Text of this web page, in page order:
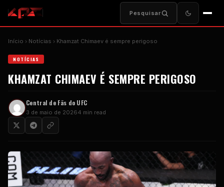
Pesquisar
Início Notícias Khamzat Chimaev é sempre perigoso
NOTÍCIAS
KHAMZAT CHIMAEV É SEMPRE PERIGOSO
Central de Fãs do UFC
3 de maio de 20264 min read